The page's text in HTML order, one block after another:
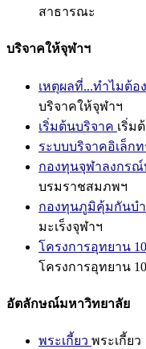
สาธารณะ
บริจาคให้จุฬาฯ
เหตุผลที่...ทำไมต้อ
บริจาคให้จุฬาฯ
เริ่มต้นบริจาค เริ่ม
ระบบบริจาคอิเล็ก
กองทุนจุฬาลงกร
บรมราชสมภพฯ
กองทุนภูมิคุ้มกันบำ
มะเร็งจุฬาฯ
โครงการอุทยาน
โครงการอุทยาน
อัตลักษณ์มหาวิทยาลัย
พระเกี้ยว พระเกี้ยว